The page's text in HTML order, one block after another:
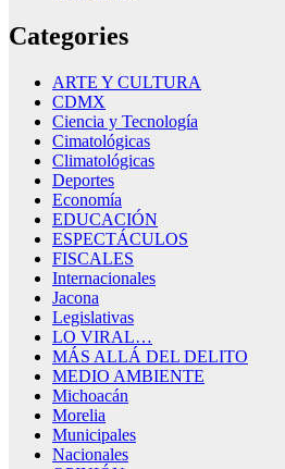
Categories
ARTE Y CULTURA
CDMX
Ciencia y Tecnología
Cimatológicas
Climatológicas
Deportes
Economía
EDUCACIÓN
ESPECTÁCULOS
FISCALES
Internacionales
Jacona
Legislativas
LO VIRAL…
MÁS ALLÁ DEL DELITO
MEDIO AMBIENTE
Michoacán
Morelia
Municipales
Nacionales